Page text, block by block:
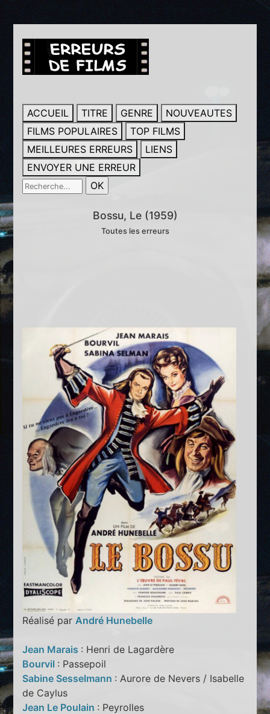
ACCUEIL TITRE GENRE
NOUVEAUTES
FILMS POPULAIRES
TOP FILMS
MEILLEURES ERREURS
LIENS
ENVOYER UNE ERREUR
Bossu, Le (1959)
Toutes les erreurs
Réalisé par André Hunebelle
Jean Marais : Henri de Lagardère
Bourvil : Passepoil
Sabine Sesselmann : Aurore de Nevers / Isabelle
de Caylus
Jean Le Poulain : Peyrolles